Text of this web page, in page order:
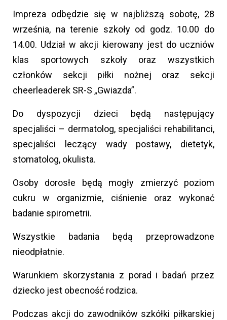
Impreza odbędzie się w najbliższą sobotę, 28
września, na terenie szkoły od godz. 10.00 do
14.00. Udział w akcji kierowany jest do uczniów
klas sportowych szkoły oraz wszystkich
członków sekcji piłki nożnej oraz sekcji
cheerleaderek SR-S „Gwiazda”.
Do dyspozycji dzieci będą następujący
specjaliści – dermatolog, specjaliści rehabilitanci,
specjaliści leczący wady postawy, dietetyk,
stomatolog, okulista.
Osoby dorosłe będą mogły zmierzyć poziom
cukru w organizmie, ciśnienie oraz wykonać
badanie spirometrii.
Wszystkie badania będą przeprowadzone
nieodpłatnie.
Warunkiem skorzystania z porad i badań przez
dziecko jest obecność rodzica.
Podczas akcji do zawodników szkółki piłkarskiej